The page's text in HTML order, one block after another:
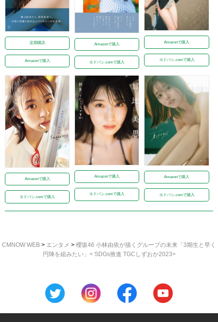
定期購読
Amazonで購入
Amazonで購入
ヨドバシ.comで購入
Amazonで購入
ヨドバシ.comで購入
Amazonで購入
ヨドバシ.comで購入
Amazonで購入
ヨドバシ.comで購入
Amazonで購入
ヨドバシ.comで購入
CMNOW WEB > エンタメ > 櫻坂46 小林由依が描くグループの未来「3期生と早く
円陣を組みたい」< SDGs推進 TGCしずおか2023>